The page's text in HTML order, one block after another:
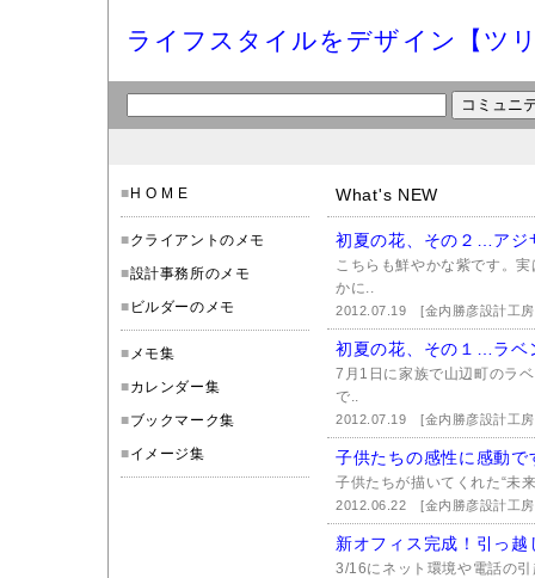
ライフスタイルをデザイン【ツ
■ H O M E
■クライアントのメモ
■設計事務所のメモ
■ ビルダーのメモ
■ メモ集
■カレンダー集
■ブックマーク集
■イメージ集
What's NEW
初夏の花、その２…アジ
こちらも鮮やかな紫です。
かに..
2012.07.19[金内勝彦設計工
初夏の花、その１…ラベ
7月1日に家族で山辺町のラ
で..
2012.07.19[金内勝彦設計工
子供たちの感性に感動で
子供たちが描いてくれた“未
2012.06.22[金内勝彦設計工
新オフィス完成！引っ越
3/16にネット環境や電話の